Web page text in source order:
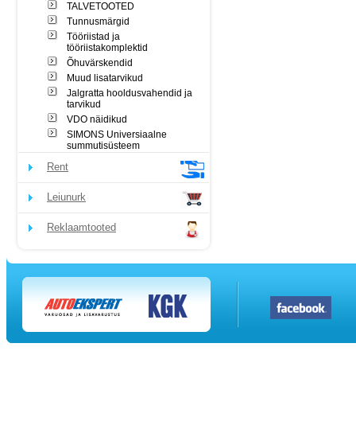
TALVETOOTED
Tunnusmärgid
Tööriistad ja
tööriistakomplektid
Õhuvärskendid
Muud lisatarvikud
Jalgratta hooldusvahendid ja
tarvikud
VDO näidikud
SIMONS Universiaalne
summutisüsteem
Rent
Leiunurk
Reklaamtooted